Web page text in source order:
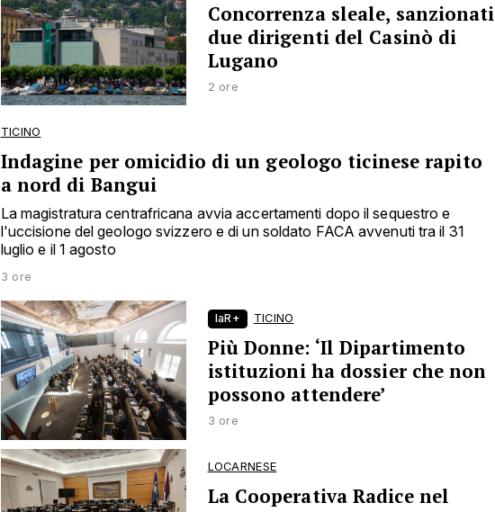
Concorrenza sleale, sanzionati
due dirigenti del Casinò di
Lugano
2 ore
TICINO
Indagine per omicidio di un geologo ticinese rapito
a nord di Bangui
La magistratura centrafricana avvia accertamenti dopo il sequestro e
l'uccisione del geologo svizzero e di un soldato FACA avvenuti tra il 31
luglio e il 1 agosto
3 ore
laR+ TICINO
Più Donne: ‘Il Dipartimento
istituzioni ha dossier che non
possono attendere’
3 ore
LOCARNESE
La Cooperativa Radice nel